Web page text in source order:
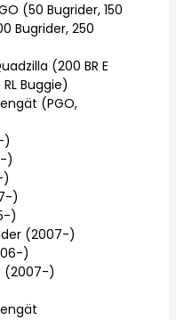
(50 Bugrider, 150
Bugrider, 250
(200 BR E
Buggie)
(PGO,
)
)
)
)
)
(2007-)
)
(2007-)